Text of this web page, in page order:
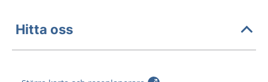
Hitta oss